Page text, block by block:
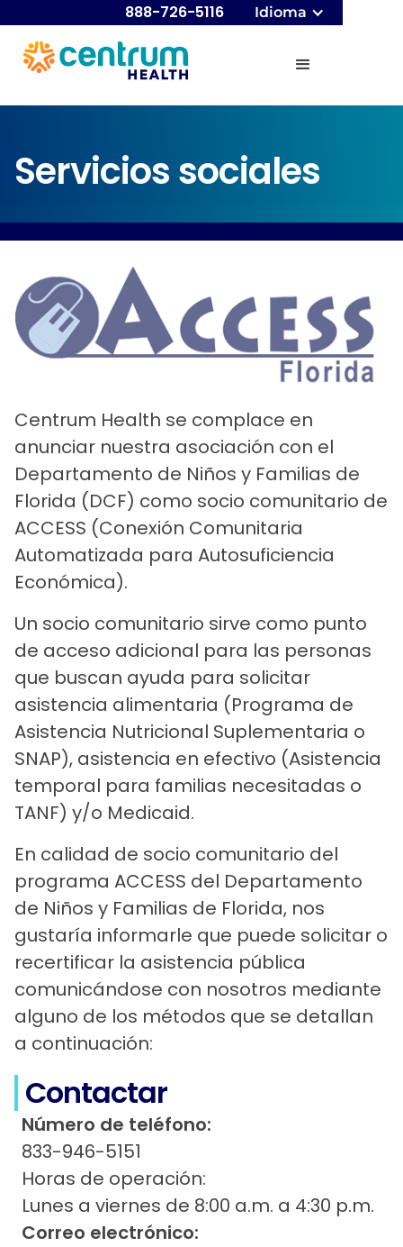
888-726-5116 Idioma
Servicios sociales
Centrum Health se complace en
anunciar nuestra asociación con el
Departamento de Niños y Familias de
Florida (DCF) como socio comunitario de
ACCESS (Conexión Comunitaria
Automatizada para Autosuficiencia
Económica).
Un socio comunitario sirve como punto
de acceso adicional para las personas
que buscan ayuda para solicitar
asistencia alimentaria (Programa de
Asistencia Nutricional Suplementaria o
SNAP), asistencia en efectivo (Asistencia
temporal para familias necesitadas o
TANF) y/o Medicaid.
En calidad de socio comunitario del
programa ACCESS del Departamento
de Niños y Familias de Florida, nos
gustaría informarle que puede solicitar o
recertificar la asistencia pública
comunicándose con nosotros mediante
alguno de los métodos que se detallan
a continuación:
Contactar
Número de teléfono:
833-946-5151
Horas de operación:
Lunes a viernes de 8:00 a.m. a 4:30 p.m.
Correo electrónico: